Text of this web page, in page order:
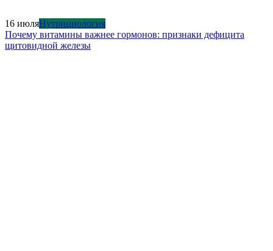
16 июляНутрициология
Почему витамины важнее гормонов: признаки дефицита
щитовидной железы